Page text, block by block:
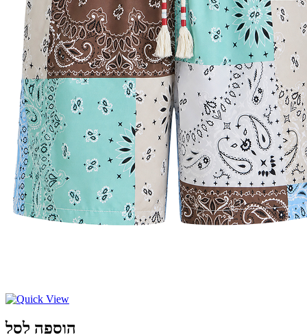
הוספה לסל